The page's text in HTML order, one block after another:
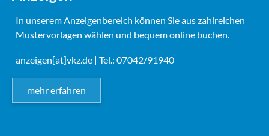
In unserem Anzeigenbereich können Sie aus zahlreichen
Mustervorlagen wählen und bequem online buchen.
anzeigen[at]vkz.de | Tel.: 07042/91940
mehr erfahren